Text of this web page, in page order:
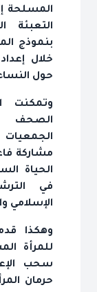
المسلحة
التعبئة
بنموذج
خلال
حول
وتمكنت
الصحف
مشاركة
الحياة
في
الإسلامي
وهكذا
للمرأة
سحب
حرمان